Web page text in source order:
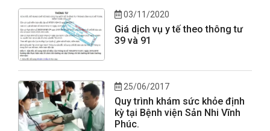
03/11/2020
Giá dịch vụ y tế theo thông tư
39 và 91
25/06/2017
Quy trình khám sức khỏe định
kỳ tại Bệnh viện Sản Nhi Vĩnh
Phúc.